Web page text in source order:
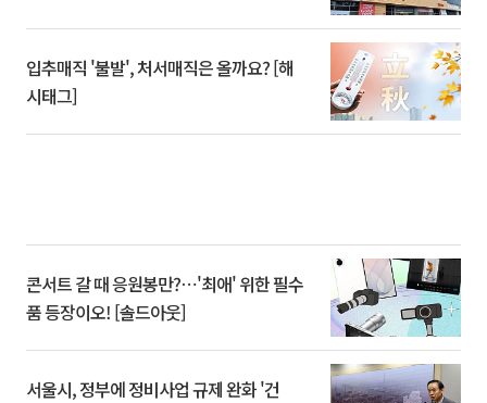
입추매직 '불발', 처서매직은 올까요? [해
시태그]
콘서트 갈 때 응원봉만?⋯'최애' 위한 필수
품 등장이오! [솔드아웃]
서울시, 정부에 정비사업 규제 완화 '건